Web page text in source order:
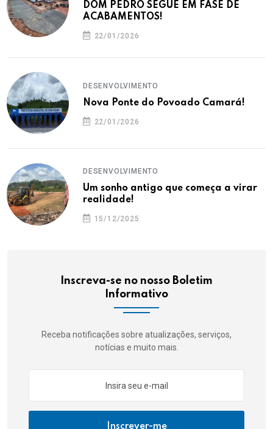
DOM PEDRO SEGUE EM FASE DE
ACABAMENTOS!
22/01/2026
DESENVOLVIMENTO
Nova Ponte do Povoado Camará!
22/01/2026
DESENVOLVIMENTO
Um sonho antigo que começa a virar
realidade!
15/12/2025
Inscreva-se no nosso Boletim
Informativo
Receba notificações sobre atualizações, serviços,
notícias e muito mais.
Inscrever-me